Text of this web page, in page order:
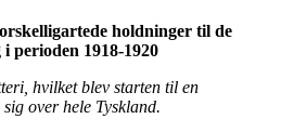
holdninger til de
perioden 1918-1920
hvilket blev starten til en
over hele Tyskland.